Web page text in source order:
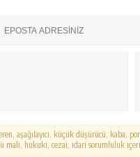
aşağılayıcı, küçük düşürücü, kaba,
mali, hukuki, cezai, idari sorumluluk